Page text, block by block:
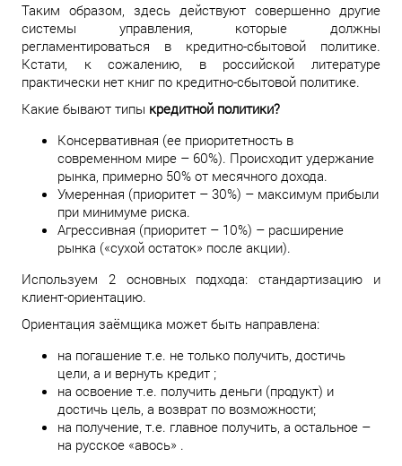
Таким образом, здесь действуют совершенно другие
системы управления, которые должны
регламентироваться в кредитно-сбытовой политике.
Кстати, к сожалению, в российской литературе
практически нет книг по кредитно-сбытовой политике.
Какие бывают типы кредитной политики?
Консервативная (ее приоритетность в
современном мире – 60%). Происходит удержание
рынка, примерно 50% от месячного дохода.
Умеренная (приоритет – 30%) – максимум прибыли
при минимуме риска.
Агрессивная (приоритет – 10%) – расширение
рынка («сухой остаток» после акции).
Используем 2 основных подхода: стандартизацию и
клиент-ориентацию.
Ориентация заёмщика может быть направлена:
на погашение т.е. не только получить, достичь
цели, а и вернуть кредит ;
на освоение т.е. получить деньги (продукт) и
достичь цель, а возврат по возможности;
на получение, т.е. главное получить, а остальное –
на русское «авось» .